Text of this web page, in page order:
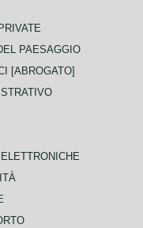
PAESAGGIO
[ABROGATO]